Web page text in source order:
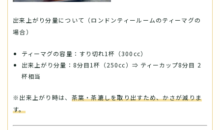
出来上がり分量について（ロンドンティールームのティーマグの
場合）
ティーマグの容量：すり切れ1杯（300cc）
出来上がり分量：8分目1杯（250cc）⇒ ティーカップ8分目 2
杯相当
※出来上がり時は、 茶葉・茶漉しを取り出すため、かさが減りま
す。